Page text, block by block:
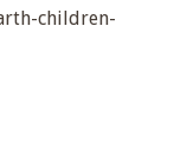
children-